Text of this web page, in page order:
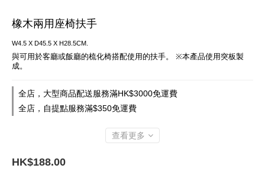
橡木兩用座椅扶手
W4.5 X D45.5 X H28.5CM.
與可用於客廳或飯廳的梳化椅搭配使用的扶手。 ※本產品使用突板製
成。
全店，大型商品配送服務滿HK$3000免運費
全店，自提點服務滿$350免運費
查看更多
HK$188.00